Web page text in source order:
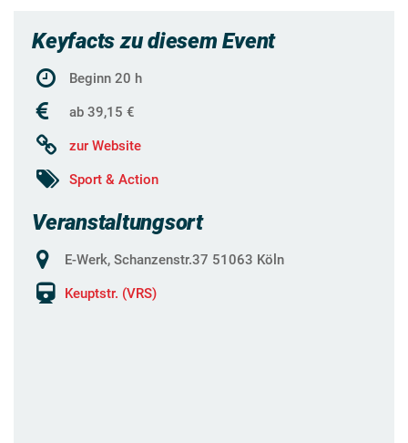
Keyfacts zu diesem Event
Beginn 20 h
ab 39,15 €
zur Website
Sport & Action
Veranstaltungsort
E-Werk, Schanzenstr.37 51063 Köln
Keuptstr. (VRS)